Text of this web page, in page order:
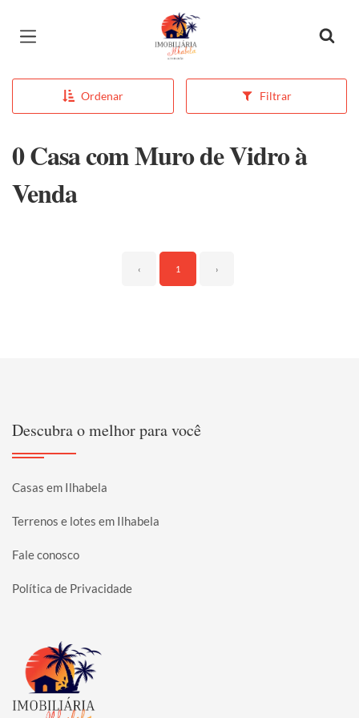
Página inicial
Ordenar Filtrar
0 Casa com Muro de Vidro à
Venda
‹ 1 ›
Descubra o melhor para você
Casas em Ilhabela
Terrenos e lotes em Ilhabela
Fale conosco
Política de Privacidade
Página inicial